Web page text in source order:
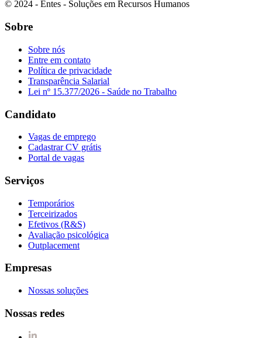
© 2024 - Entes - Soluções em Recursos Humanos
Sobre
Sobre nós
Entre em contato
Política de privacidade
Transparência Salarial
Lei nº 15.377/2026 - Saúde no Trabalho
Candidato
Vagas de emprego
Cadastrar CV grátis
Portal de vagas
Serviços
Temporários
Terceirizados
Efetivos (R&S)
Avaliação psicológica
Outplacement
Empresas
Nossas soluções
Nossas redes